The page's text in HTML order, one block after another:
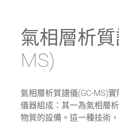
氣相層析質
MS)
氣相層析質譜儀(GC-MS)
儀器組成：其一為氣相層
物質的設備。這一種技術